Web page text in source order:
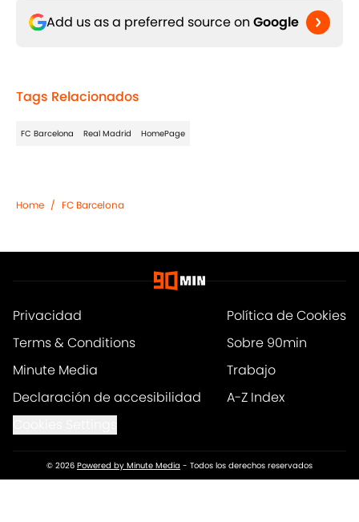
Add us as a preferred source on Google
Tags Relacionados
FC Barcelona Real Madrid HomePage
Home / FC Barcelona
Privacidad
Política de Cookies
Terms & Conditions
Sobre 90min
Minute Media
Trabajo
Declaración de accesibilidad
A-Z Index
© 2026 Powered by Minute Media - Todos los derechos reservados